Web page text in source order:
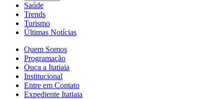
Saúde
Trends
Turismo
Últimas Notícias
Quem Somos
Programação
Ouça a Itatiaia
Institucional
Entre em Contato
Expediente Itatiaia